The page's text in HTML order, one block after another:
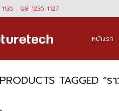
, 08 1235 1127
หน้าแรก
PRODUCTS TAGGED “ร